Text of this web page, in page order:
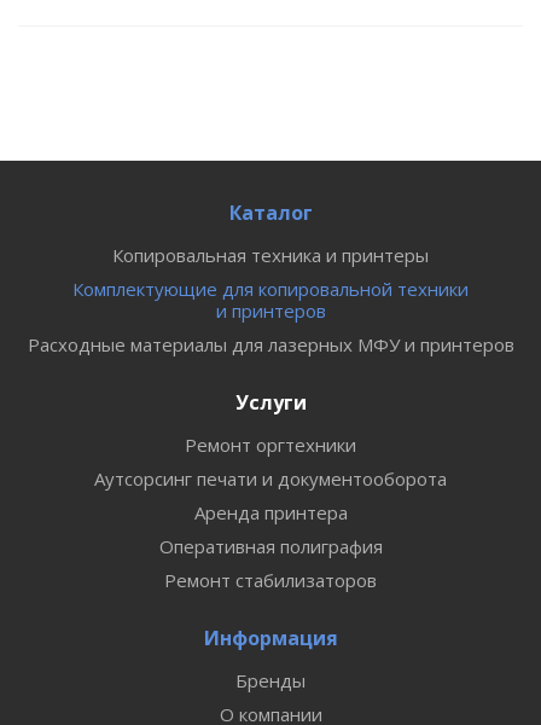
Каталог
Копировальная техника и принтеры
Комплектующие для копировальной техники
и принтеров
Расходные материалы для лазерных МФУ и принтеров
Услуги
Ремонт оргтехники
Аутсорсинг печати и документооборота
Аренда принтера
Оперативная полиграфия
Ремонт стабилизаторов
Информация
Бренды
О компании